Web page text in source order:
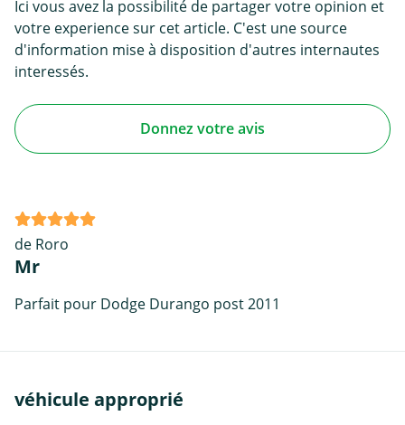
Ici vous avez la possibilité de partager votre opinion et
votre experience sur cet article. C'est une source
d'information mise à disposition d'autres internautes
interessés.
Donnez votre avis
de Roro
Mr
Parfait pour Dodge Durango post 2011
véhicule approprié